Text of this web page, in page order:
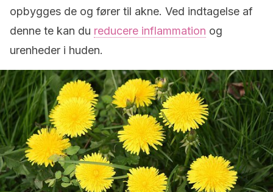
opbygges de og fører til akne. Ved indtagelse af
denne te kan du reducere inflammation og
urenheder i huden.